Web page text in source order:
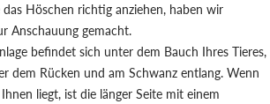
Höschen richtig anziehen, haben wir
Anschauung gemacht.
befindet sich unter dem Bauch Ihres Tieres,
dem Rücken und am Schwanz entlang. Wenn
liegt, ist die länger Seite mit einem